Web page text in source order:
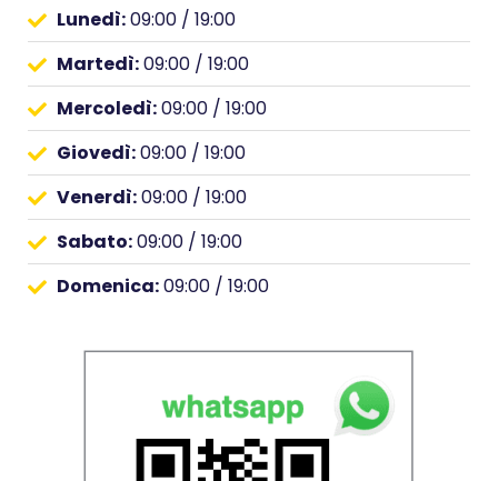
Lunedì:09:00 / 19:00
Martedì:09:00 / 19:00
Mercoledì:09:00 / 19:00
Giovedì:09:00 / 19:00
Venerdì:09:00 / 19:00
Sabato:09:00 / 19:00
Domenica:09:00 / 19:00